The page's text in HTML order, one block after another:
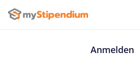
Anmelden